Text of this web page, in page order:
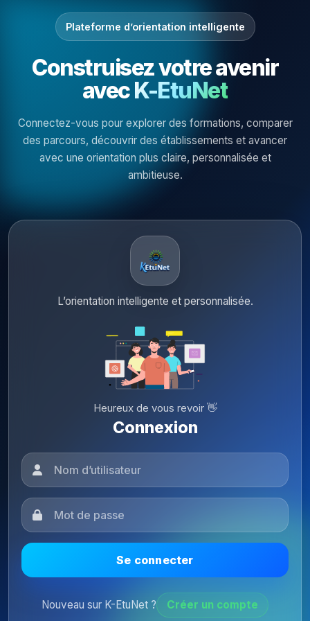
Plateforme d’orientation intelligente
Construisez votre avenir
avecK-EtuNet
Connectez-vous pour explorer des formations, comparer
des parcours, découvrir des établissements et avancer
avec une orientation plus claire, personnalisée et
ambitieuse.
L’orientation intelligente et personnalisée.
Heureux de vous revoir 👋
Connexion
Se connecter
Nouveau sur K-EtuNet ? Créer un compte